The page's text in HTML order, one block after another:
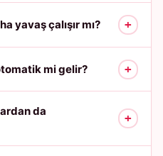
yavaş çalışır mı? +
mi gelir? +
da
+